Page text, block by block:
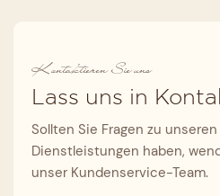
Kontaktieren Sie uns
Lass uns in
Sollten Sie Fragen zu
Dienstleistungen haben,
unser Kundenservice-Team.